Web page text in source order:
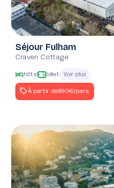
Séjour Fulham
Craven Cottage
hôtel billet Voir plus
À partir de890€/pers.